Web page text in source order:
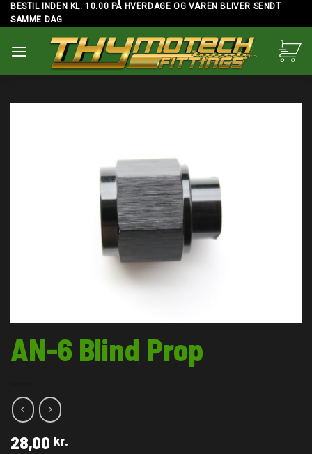
Skip
to
BESTIL INDEN KL. 10.00 PÅ HVERDAGE OG VAREN BLIVER SENDT
SAMME DAG
AN-6 Blind Prop
28,00 kr.